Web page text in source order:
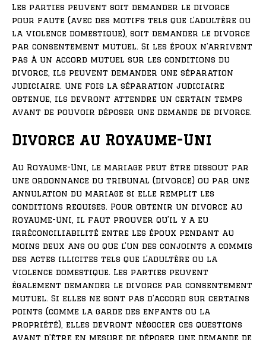
Les parties peuvent soit demander le divorce
pour faute (avec des motifs tels que l’adultère ou
la violence domestique), soit demander le divorce
par consentement mutuel. Si les époux n’arrivent
pas à un accord mutuel sur les conditions du
divorce, ils peuvent demander une séparation
judiciaire. Une fois la séparation judiciaire
obtenue, ils devront attendre un certain temps
avant de pouvoir déposer une demande de divorce.
Divorce au Royaume-Uni
Au Royaume-Uni, le mariage peut être dissout par
une ordonnance du tribunal (divorce) ou par une
annulation du mariage si elle remplit les
conditions requises. Pour obtenir un divorce au
Royaume-Uni, il faut prouver qu’il y a eu
irréconciliabilité entre les époux pendant au
moins deux ans ou que l’un des conjoints a commis
des actes illicites tels que l’adultère ou la
violence domestique. Les parties peuvent
également demander le divorce par consentement
mutuel. Si elles ne sont pas d’accord sur certains
points (comme la garde des enfants ou la
propriété), elles devront négocier ces questions
avant d’être en mesure de déposer une demande de